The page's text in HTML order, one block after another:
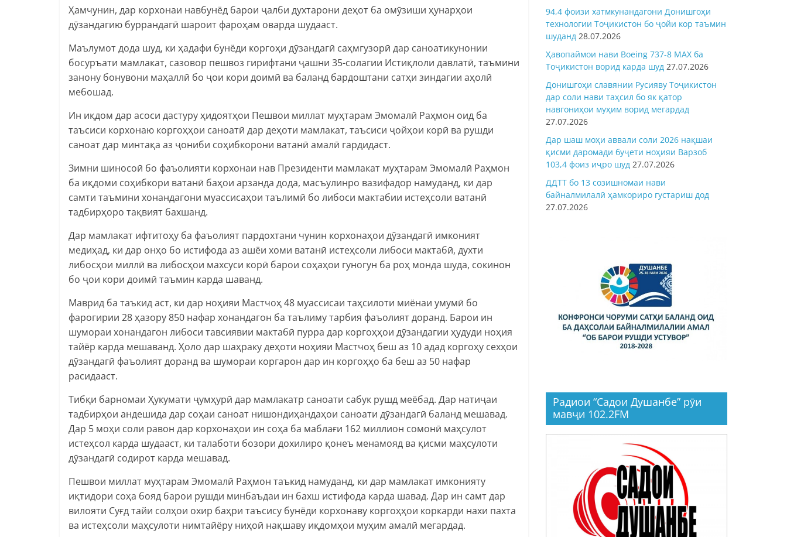
Ҳамчунин, дар корхонаи навбунёд барои ҷалби духтарони деҳот ба омӯзиши ҳунарҳои
дӯзандагию буррандагӣ шароит фароҳам оварда шудааст.
Маълумот дода шуд, ки ҳадафи бунёди коргоҳи дӯзандагӣ саҳмгузорӣ дар саноатикунонии
босуръати мамлакат, сазовор пешвоз гирифтани ҷашни 35-солагии Истиқлоли давлатӣ, таъмини
занону бонувони маҳаллӣ бо ҷои кори доимӣ ва баланд бардоштани сатҳи зиндагии аҳолӣ
мебошад.
Ин иқдом дар асоси дастуру ҳидоятҳои Пешвои миллат муҳтарам Эмомалӣ Раҳмон оид ба
таъсиси корхонаю коргоҳҳои саноатӣ дар деҳоти мамлакат, таъсиси ҷойҳои корӣ ва рушди
саноат дар минтақа аз ҷониби соҳибкорони ватанӣ амалӣ гардидаст.
Зимни шиносоӣ бо фаъолияти корхонаи нав Президенти мамлакат муҳтарам Эмомалӣ Раҳмон
ба иқдоми соҳибкори ватанӣ баҳои арзанда дода, масъулинро вазифадор намуданд, ки дар
самти таъмини хонандагони муассисаҳои таълимӣ бо либоси мактабии истеҳсоли ватанӣ
тадбирҳоро тақвият бахшанд.
Дар мамлакат ифтитоҳу ба фаъолият пардохтани чунин корхонаҳои дӯзандагӣ имконият
медиҳад, ки дар онҳо бо истифода аз ашёи хоми ватанӣ истеҳсоли либоси мактабӣ, духти
либосҳои миллӣ ва либосҳои махсуси корӣ барои соҳаҳои гуногун ба роҳ монда шуда, сокинон
бо ҷои кори доимӣ таъмин карда шаванд.
Маврид ба таъкид аст, ки дар ноҳияи Мастчоҳ 48 муассисаи таҳсилоти миёнаи умумӣ бо
фарогирии 28 ҳазору 850 нафар хонандагон ба таълиму тарбия фаъолият доранд. Барои ин
шумораи хонандагон либоси тавсиявии мактабӣ пурра дар коргоҳҳои дӯзандагии ҳудуди ноҳия
тайёр карда мешаванд. Ҳоло дар шаҳраку деҳоти ноҳияи Мастчоҳ беш аз 10 адад коргоҳу сехҳои
дӯзандагӣ фаъолият доранд ва шумораи коргарон дар ин коргоҳҳо ба беш аз 50 нафар
расидааст.
Тибқи барномаи Ҳукумати ҷумҳурӣ дар мамлакатр саноати сабук рушд меёбад. Дар натиҷаи
тадбирҳои андешида дар соҳаи саноат нишондиҳандаҳои саноати дӯзандагӣ баланд мешавад.
Дар 5 моҳи соли равон дар корхонаҳои ин соҳа ба маблағи 162 миллион сомонӣ маҳсулот
истеҳсол карда шудааст, ки талаботи бозори дохилиро қонеъ менамояд ва қисми маҳсулоти
дӯзандагӣ содирот карда мешавад.
Пешвои миллат муҳтарам Эмомалӣ Раҳмон таъкид намуданд, ки дар мамлакат имконияту
иқтидори соҳа бояд барои рушди минбаъдаи ин бахш истифода карда шавад. Дар ин самт дар
вилояти Суғд тайи солҳои охир баҳри таъсису бунёди корхонаву коргоҳҳои коркарди нахи пахта
ва истеҳсоли маҳсулоти нимтайёру ниҳоӣ нақшаву иқдомҳои муҳим амалӣ мегардад.
94,4 фоизи хатмкунандагони Донишгоҳи
технологии Тоҷикистон бо ҷойи кор таъмин
шуданд 28.07.2026
Ҳавопаймои нави Boeing 737-8 MAX ба
Тоҷикистон ворид карда шуд 27.07.2026
Донишгоҳи славянии Русияву Тоҷикистон
дар соли нави таҳсил бо як қатор
навгониҳои муҳим ворид мегардад
27.07.2026
Дар шаш моҳи аввали соли 2026 нақшаи
қисми даромади буҷети ноҳияи Варзоб
103,4 фоиз иҷро шуд 27.07.2026
ДДТТ бо 13 созишномаи нави
байналмилалӣ ҳамкориро густариш дод
27.07.2026
Радиои “Садои Душанбе” рӯи
мавҷи 102.2FM